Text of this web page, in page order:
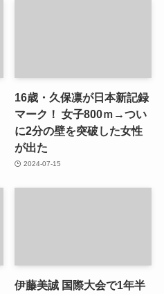
16歳・久保凛が日本新記録
マーク！ 女子800ｍ→つい
に2分の壁を突破した女性
が出た
2024-07-15
伊藤美誠 国際大会で1年半